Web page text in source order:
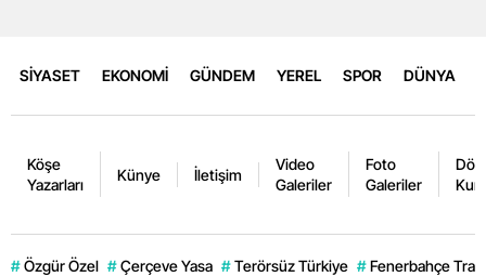
SİYASET EKONOMİ GÜNDEM YEREL SPOR DÜNYA
Köşe
Yazarları
Künye İletişim
Video
Galeriler
Foto
Galeriler
# Özgür Özel # Çerçeve Yasa # Terörsüz Türkiye # Fenerbahçe